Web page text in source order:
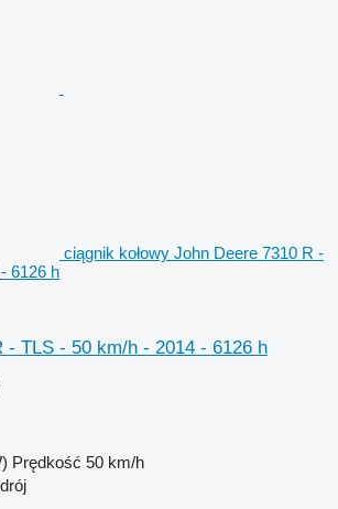
ciągnik kołowy John Deere 7310 R -
6126 h
- TLS - 50 km/h - 2014 - 6126 h
Prędkość 50 km/h